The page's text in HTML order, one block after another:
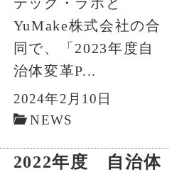
YuMake株式会社の合
同で、「2023年度自
治体変革P...
2024年2月10日
NEWS
2022年度 自治体